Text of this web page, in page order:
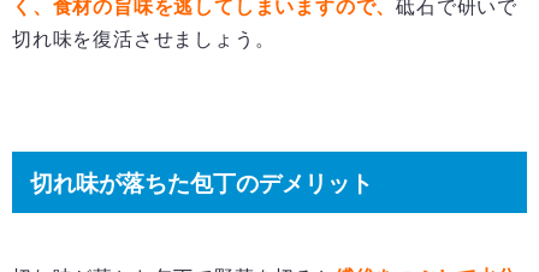
く、食材の旨味を逃してしまいますので、砥石で研いで
切れ味を復活させましょう。
切れ味が落ちた包丁のデメリット